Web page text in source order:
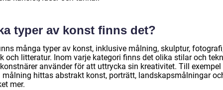
typer av konst finns det?
många typer av konst, inklusive målning, skulptur,
och litteratur. Inom varje kategori finns det olika stilar och
använder för att uttrycka sin kreativitet. Till exempel
målning hittas abstrakt konst, porträtt, landskapsmålningar
mer.